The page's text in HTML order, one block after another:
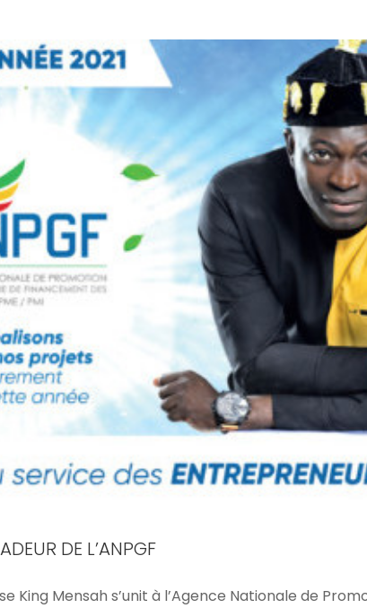
DE L’ANPGF
King Mensah s’unit à l’Agence Nationale de